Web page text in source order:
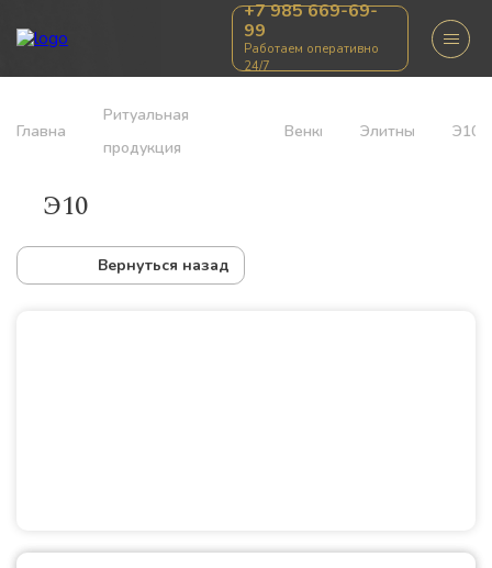
+7 985 669-69-
99
Работаем оперативно
24/7
Главная
Ритуальная
продукция
Венки Элитные Э10
Э10
Вернуться назад